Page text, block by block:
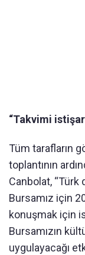
“Takvimi
Tüm tarafların
toplantının
Canbolat,
Bursamız için
konuşmak için
Bursamızın
uygulayacağı